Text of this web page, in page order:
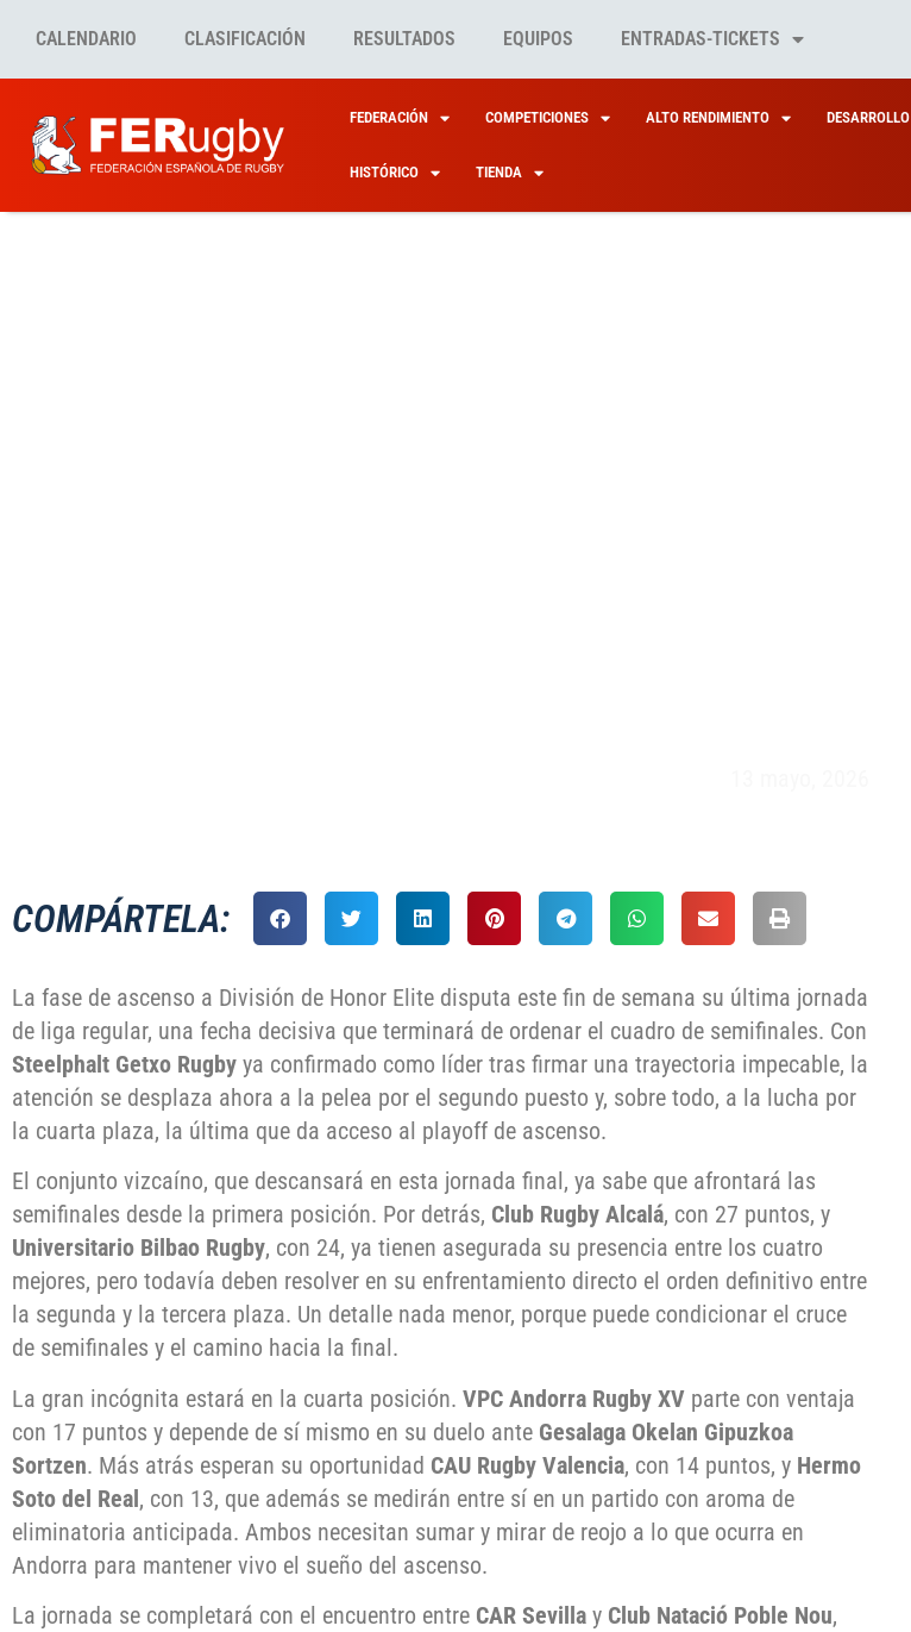
CALENDARIO CLASIFICACIÓN RESULTADOS EQUIPOS ENTRADAS-TICKETS
FEDERACIÓN COMPETICIONES ALTO RENDIMIENTO DESARROLLO
HISTÓRICO TIENDA
COMPÁRTELA:
La fase de ascenso a División de Honor Elite disputa este fin de semana su última jornada
de liga regular, una fecha decisiva que terminará de ordenar el cuadro de semifinales. Con
Steelphalt Getxo Rugby ya confirmado como líder tras firmar una trayectoria impecable, la
atención se desplaza ahora a la pelea por el segundo puesto y, sobre todo, a la lucha por
la cuarta plaza, la última que da acceso al playoff de ascenso.
El conjunto vizcaíno, que descansará en esta jornada final, ya sabe que afrontará las
semifinales desde la primera posición. Por detrás, Club Rugby Alcalá, con 27 puntos, y
Universitario Bilbao Rugby, con 24, ya tienen asegurada su presencia entre los cuatro
mejores, pero todavía deben resolver en su enfrentamiento directo el orden definitivo entre
la segunda y la tercera plaza. Un detalle nada menor, porque puede condicionar el cruce
de semifinales y el camino hacia la final.
La gran incógnita estará en la cuarta posición. VPC Andorra Rugby XV parte con ventaja
con 17 puntos y depende de sí mismo en su duelo ante Gesalaga Okelan Gipuzkoa
Sortzen. Más atrás esperan su oportunidad CAU Rugby Valencia, con 14 puntos, y Hermo
Soto del Real, con 13, que además se medirán entre sí en un partido con aroma de
eliminatoria anticipada. Ambos necesitan sumar y mirar de reojo a lo que ocurra en
Andorra para mantener vivo el sueño del ascenso.
La jornada se completará con el encuentro entre CAR Sevilla y Club Natació Poble Nou,